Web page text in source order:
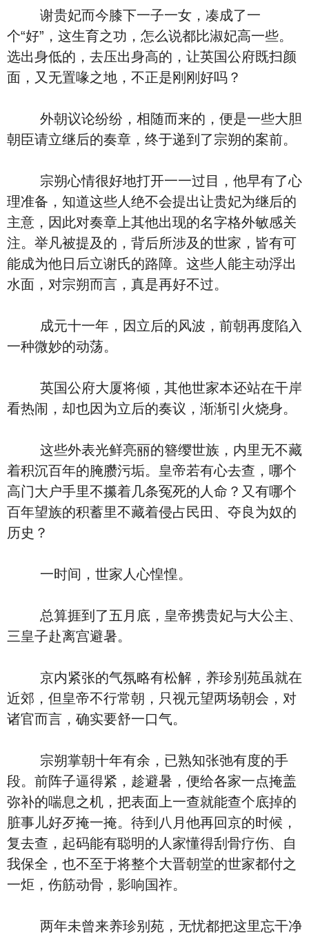
谢贵妃而今膝下一子一女，凑成了一
个“好”，这生育之功，怎么说都比淑妃高一些。
选出身低的，去压出身高的，让英国公府既扫颜
面，又无置喙之地，不正是刚刚好吗？
外朝议论纷纷，相随而来的，便是一些大胆
朝臣请立继后的奏章，终于递到了宗朔的案前。
宗朔心情很好地打开一一过目，他早有了心
理准备，知道这些人绝不会提出让贵妃为继后的
主意，因此对奏章上其他出现的名字格外敏感关
注。举凡被提及的，背后所涉及的世家，皆有可
能成为他日后立谢氏的路障。这些人能主动浮出
水面，对宗朔而言，真是再好不过。
成元十一年，因立后的风波，前朝再度陷入
一种微妙的动荡。
英国公府大厦将倾，其他世家本还站在干岸
看热闹，却也因为立后的奏议，渐渐引火烧身。
这些外表光鲜亮丽的簪缨世族，内里无不藏
着积沉百年的腌臜污垢。皇帝若有心去查，哪个
高门大户手里不攥着几条冤死的人命？又有哪个
百年望族的积蓄里不藏着侵占民田、夺良为奴的
历史？
一时间，世家人心惶惶。
总算捱到了五月底，皇帝携贵妃与大公主、
三皇子赴离宫避暑。
京内紧张的气氛略有松解，养珍别苑虽就在
近郊，但皇帝不行常朝，只视元望两场朝会，对
诸官而言，确实要舒一口气。
宗朔掌朝十年有余，已熟知张弛有度的手
段。前阵子逼得紧，趁避暑，便给各家一点掩盖
弥补的喘息之机，把表面上一查就能查个底掉的
脏事儿好歹掩一掩。待到八月他再回京的时候，
复去查，起码能有聪明的人家懂得刮骨疗伤、自
我保全，也不至于将整个大晋朝堂的世家都付之
一炬，伤筋动骨，影响国祚。
两年未曾来养珍别苑，无忧都把这里忘干净